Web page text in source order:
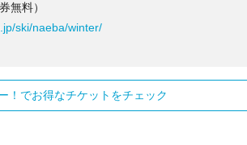
無料）
ski/naeba/winter/
！でお得なチケットをチェック